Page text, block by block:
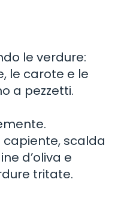
le verdure:
le carote e le
a pezzetti.
scalda
d’oliva e
tritate.